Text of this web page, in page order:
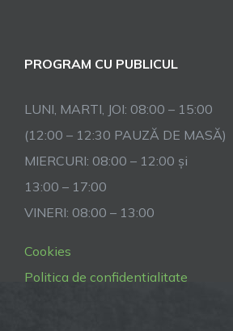
PROGRAM CU PUBLICUL
LUNI, MARTI, JOI: 08:00 – 15:00
(12:00 – 12:30 PAUZĂ DE MASĂ)
MIERCURI: 08:00 – 12:00 și
13:00 – 17:00
VINERI: 08:00 – 13:00
Cookies
Politica de confidentialitate